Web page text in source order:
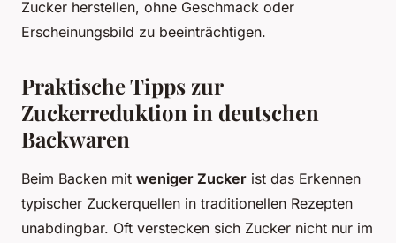
Zucker herstellen, ohne Geschmack oder
Erscheinungsbild zu beeinträchtigen.
Praktische Tipps zur
Zuckerreduktion in deutschen
Backwaren
Beim Backen mit weniger Zucker ist das Erkennen
typischer Zuckerquellen in traditionellen Rezepten
unabdingbar. Oft verstecken sich Zucker nicht nur im